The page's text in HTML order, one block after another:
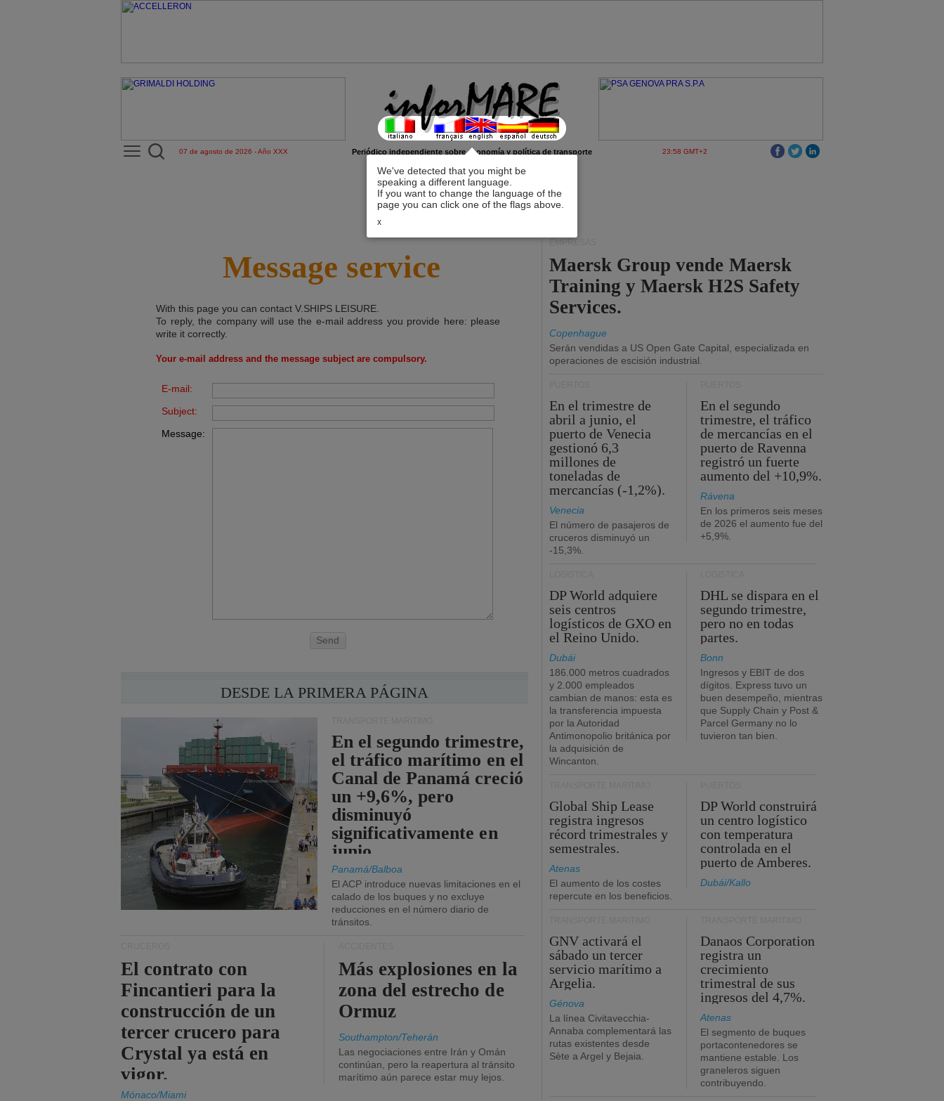
We've detected that you might be
speaking a different language.
If you want to change the language of the
page you can click one of the flags above.
x
07 de agosto de 2026 - Año XXX Periódico independiente sobre economía y política de transporte 23:58 GMT+2
Message service
With this page you can contact V.SHIPS LEISURE
To reply, the company will use the e-mail address you provide here: please
write it correctly.
Your e-mail address and the message subject are compulsory.
E-mail:
Subject:
Message:
Send
DESDE LA PRIMERA PÁGINA
En el segundo trimestre,
el tráfico marítimo en el
Canal de Panamá creció
un +9,6%, pero
disminuyó
significativamente en
junio.
Panamá/Balboa
El ACP introduce nuevas limitaciones en el
calado de los buques y no excluye
reducciones en el número diario de
tránsitos.
El contrato con
Fincantieri para la
construcción de un
tercer crucero para
Crystal ya está en
vigor.
Mónaco/Miami
Más explosiones en la
zona del estrecho de
Ormuz
Southampton/Teherán
Las negociaciones entre Irán y Omán
continúan, pero la reapertura al tránsito
marítimo aún parece estar muy lejos.
EMPRESAS
Maersk Group vende Maersk
Training y Maersk H2S Safety
Services.
Copenhague
Serán vendidas a US Open Gate Capital, especializada en
operaciones de escisión industrial.
En el trimestre de
abril a junio, el
puerto de Venecia
gestionó 6,3
millones de
toneladas de
mercancías (-1,2%).
Venecia
El número de pasajeros de
cruceros disminuyó un
-15,3%.
En el segundo
trimestre, el tráfico
de mercancías en el
puerto de Ravenna
registró un fuerte
aumento del +10,9%.
Rávena
En los primeros seis meses
de 2026 el aumento fue del
+5,9%.
DP World adquiere
seis centros
logísticos de GXO en
el Reino Unido.
Dubái
186.000 metros cuadrados
y 2.000 empleados
cambian de manos: esta es
la transferencia impuesta
por la Autoridad
Antimonopolio británica por
la adquisición de
Wincanton.
DHL se dispara en el
segundo trimestre,
pero no en todas
partes.
Bonn
Ingresos y EBIT de dos
dígitos. Express tuvo un
buen desempeño, mientras
que Supply Chain y Post &
Parcel Germany no lo
tuvieron tan bien.
Global Ship Lease
registra ingresos
récord trimestrales y
semestrales.
Atenas
El aumento de los costes
repercute en los beneficios.
DP World construirá
un centro logístico
con temperatura
controlada en el
puerto de Amberes.
Dubái/Kallo
GNV activará el
sábado un tercer
servicio marítimo a
Argelia.
Génova
La línea Civitavecchia-
Annaba complementará las
rutas existentes desde
Sète a Argel y Bejaia.
Danaos Corporation
registra un
crecimiento
trimestral de sus
ingresos del 4,7%.
Atenas
El segmento de buques
portacontenedores se
mantiene estable. Los
graneleros siguen
contribuyendo.